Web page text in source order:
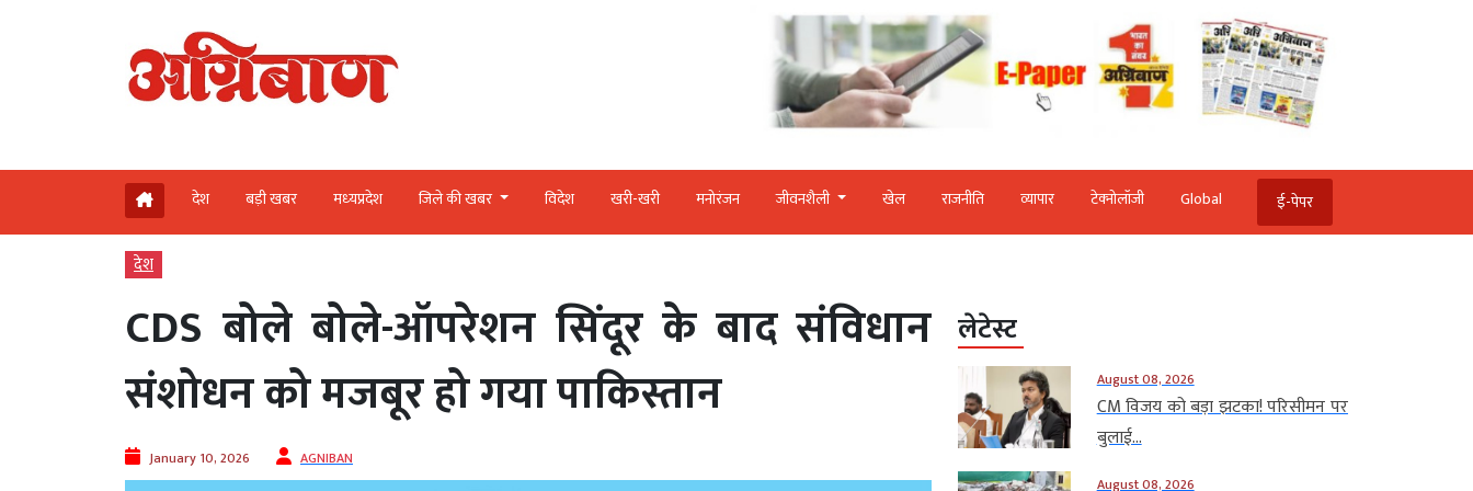
देश बड़ी खबर मध्‍यप्रदेश जिले की खबर विदेश खरी-खरी मनोरंजन जीवनशैली खेल राजनीति व्‍यापार टेक्‍नोलॉजी Global ई-पेपर
देश
CDS बोले बोले-ऑपरेशन सिंदूर के बाद संविधान
संशोधन को मजबूर हो गया पाकिस्तान
January 10, 2026 AGNIBAN
लेटेस्ट
August 08, 2026
CM विजय को बड़ा झटका! परिसीमन पर
बुलाई...
August 08, 2026